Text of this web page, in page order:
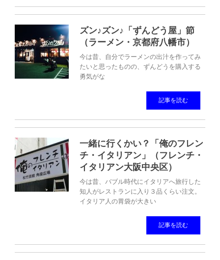
ズン♪ズン♪「ずんどう屋」節
（ラーメン・京都府八幡市）
今は昔、自分でラーメンの出汁を作ってみ
たいと思ったものの、ずんどうを購入する
勇気がな
記事を読む
一緒に行くかい？「俺のフレン
チ・イタリアン」（フレンチ・
イタリアン大阪中央区）
今は昔、バブル時代にイタリアへ旅行した
知人がレストランに入り３品くらい注文。
イタリア人の胃袋が大きい
記事を読む